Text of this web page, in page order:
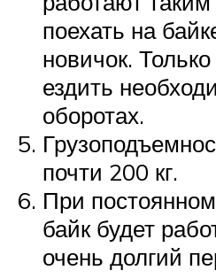
поехать на
новичок.
ездить
оборотах.
почти 200 кг.
При
байк будет
очень долгий